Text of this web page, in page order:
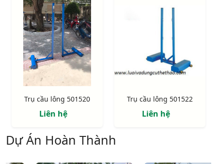
Trụ cầu lông 501520
Liên hệ
Trụ cầu lông 501522
Liên hệ
Dự Án Hoàn Thành